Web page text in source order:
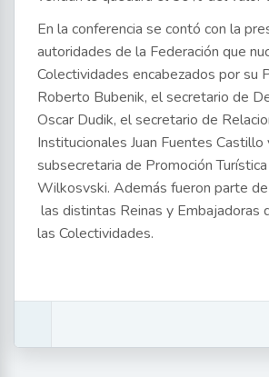
En la conferencia se contó con la
autoridades de la Federación que
Colectividades encabezados por su
Roberto Bubenik, el secretario de
Oscar Dudik, el secretario de
Institucionales Juan Fuentes Castillo
subsecretaria de Promoción
Wilkosvski. Además fueron parte
las distintas Reinas y Embajadoras
las Colectividades.